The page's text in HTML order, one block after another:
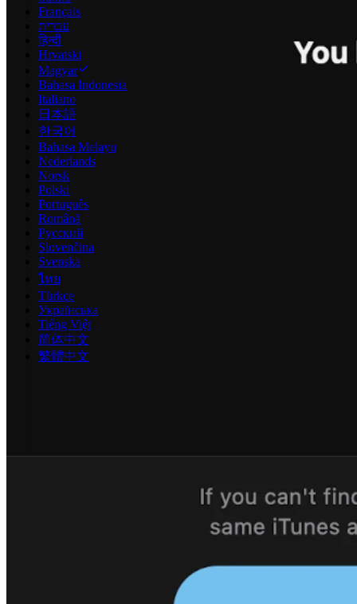
Français
עברית
हिन्दी
Hrvatski
Magyar
Bahasa Indonesia
Italiano
日本語
한국어
Bahasa Melayu
Nederlands
Norsk
Polski
Português
Română
Русский
Slovenčina
Svenska
ไทย
Türkçe
Українська
Tiếng Việt
简体中文
繁體中文